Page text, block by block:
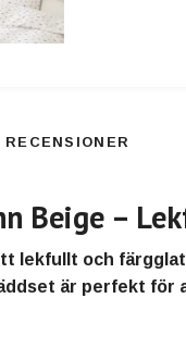
RECENSIONER
Beige –
lekfullt och
är perfekt för